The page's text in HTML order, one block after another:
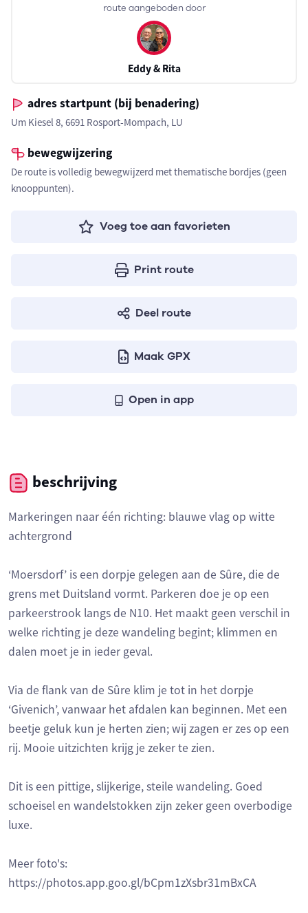
route aangeboden door
Eddy & Rita
adres startpunt (bij benadering)
Um Kiesel 8, 6691 Rosport-Mompach, LU
bewegwijzering
De route is volledig bewegwijzerd met thematische bordjes (geen
knooppunten).
Voeg toe aan favorieten
Print route
Deel route
Maak GPX
Open in app
beschrijving
Markeringen naar één richting: blauwe vlag op witte
achtergrond
‘Moersdorf’ is een dorpje gelegen aan de Sûre, die de
grens met Duitsland vormt. Parkeren doe je op een
parkeerstrook langs de N10. Het maakt geen verschil in
welke richting je deze wandeling begint; klimmen en
dalen moet je in ieder geval.
Via de flank van de Sûre klim je tot in het dorpje
‘Givenich’, vanwaar het afdalen kan beginnen. Met een
beetje geluk kun je herten zien; wij zagen er zes op een
rij. Mooie uitzichten krijg je zeker te zien.
Dit is een pittige, slijkerige, steile wandeling. Goed
schoeisel en wandelstokken zijn zeker geen overbodige
luxe.
Meer foto's:
https://photos.app.goo.gl/bCpm1zXsbr31mBxCA